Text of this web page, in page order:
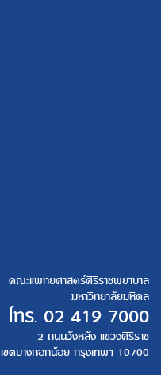
คณะแพทยศาสตร์ศิริราชพยาบาล
มหาวิทยาลัยมหิดล
โทร. 02 419 7000
2 ถนนวังหลัง แขวงศิริราช
เขตบางกอกน้อย กรุงเทพฯ 10700